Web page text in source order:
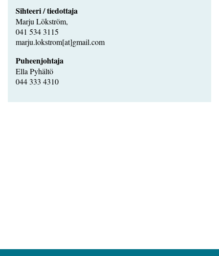
Sihteeri / tiedottaja
Marju Lökström,
041 534 3115
marju.lokstrom[at]gmail.com
Puheenjohtaja
Ella Pyhältö
044 333 4310